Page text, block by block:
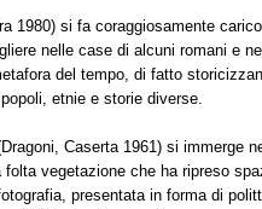
1980) si fa coraggiosamente
nelle case di alcuni romani e
del tempo, di fatto
etnie e storie diverse.
Caserta 1961) si immerge
vegetazione che ha ripreso
presentata in forma di